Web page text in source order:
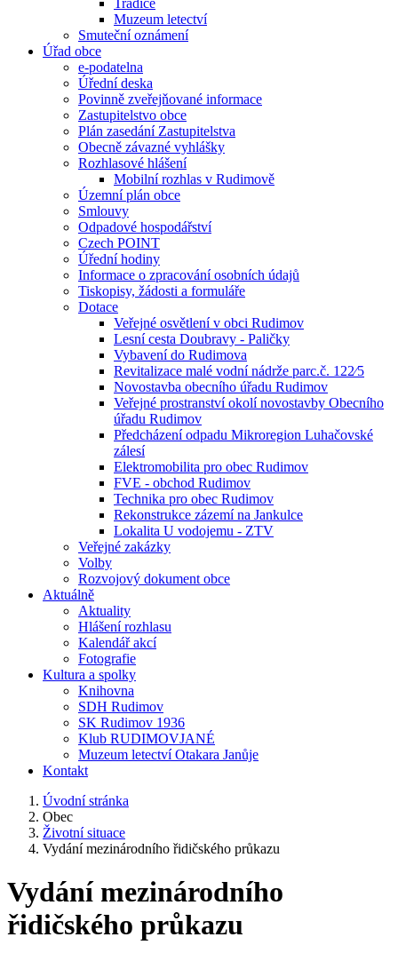
Tradice
Muzeum letectví
Smuteční oznámení
Úřad obce
e-podatelna
Úřední deska
Povinně zveřejňované informace
Zastupitelstvo obce
Plán zasedání Zastupitelstva
Obecně závazné vyhlášky
Rozhlasové hlášení
Mobilní rozhlas v Rudimově
Územní plán obce
Smlouvy
Odpadové hospodářství
Czech POINT
Úřední hodiny
Informace o zpracování osobních údajů
Tiskopisy, žádosti a formuláře
Dotace
Veřejné osvětlení v obci Rudimov
Lesní cesta Doubravy - Paličky
Vybavení do Rudimova
Revitalizace malé vodní nádrže parc.č. 122⁄5
Novostavba obecního úřadu Rudimov
Veřejné prostranství okolí novostavby Obecního
úřadu Rudimov
Předcházení odpadu Mikroregion Luhačovské
zálesí
Elektromobilita pro obec Rudimov
FVE - obchod Rudimov
Technika pro obec Rudimov
Rekonstrukce zázemí na Jankulce
Lokalita U vodojemu - ZTV
Veřejné zakázky
Volby
Rozvojový dokument obce
Aktuálně
Aktuality
Hlášení rozhlasu
Kalendář akcí
Fotografie
Kultura a spolky
Knihovna
SDH Rudimov
SK Rudimov 1936
Klub RUDIMOVJANÉ
Muzeum letectví Otakara Janůje
Kontakt
Úvodní stránka
Obec
Životní situace
Vydání mezinárodního řidičského průkazu
Vydání mezinárodního
řidičského průkazu